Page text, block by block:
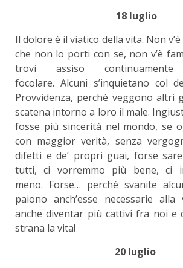
18 luglio
Il dolore è il viatico della vita. Non
che non lo porti con se, non v’è
trovi assiso
focolare. Alcuni s’inquietano col
Provvidenza, perché veggono altri
scatena intorno a loro il male.
fosse più sincerità nel mondo, se
con maggior verità, senza
difetti e de’ propri guai, forse
tutti, ci vorremmo più bene, ci
meno. Forse… perché svanite
paiono anch’esse necessarie
anche diventar più cattivi fra noi e
strana la vita!
20 luglio